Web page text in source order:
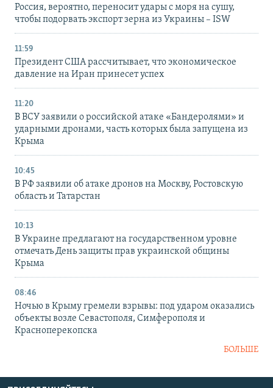
Россия, вероятно, переносит удары с моря на сушу,
чтобы подорвать экспорт зерна из Украины – ISW
11:59
Президент США рассчитывает, что экономическое
давление на Иран принесет успех
11:20
В ВСУ заявили о российской атаке «Бандеролями» и
ударными дронами, часть которых была запущена из
Крыма
10:45
В РФ заявили об атаке дронов на Москву, Ростовскую
область и Татарстан
10:13
В Украине предлагают на государственном уровне
отмечать День защиты прав украинской общины
Крыма
08:46
Ночью в Крыму гремели взрывы: под ударом оказались
объекты возле Севастополя, Симферополя и
Красноперекопска
БОЛЬШЕ